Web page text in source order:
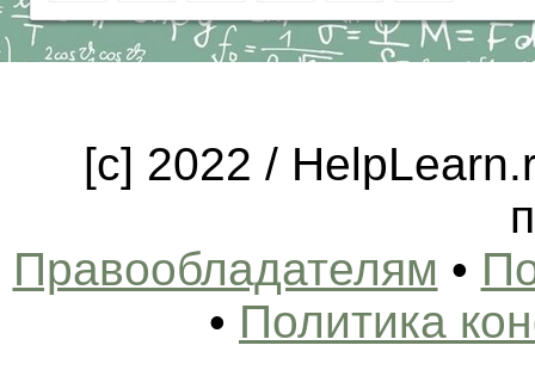
[c] 2022 /
Правообладателям •
• Политика